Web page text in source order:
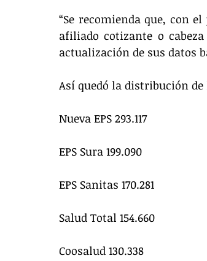
“Se recomienda que, con
afiliado cotizante o
actualización de sus datos
Así quedó la distribución
Nueva EPS 293.117
EPS Sura 199.090
EPS Sanitas 170.281
Salud Total 154.660
Coosalud 130.338